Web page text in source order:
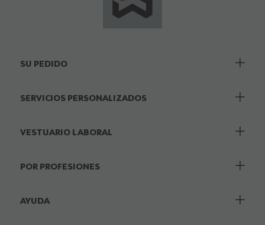
SU PEDIDO
SERVICIOS PERSONALIZADOS
VESTUARIO LABORAL
POR PROFESIONES
AYUDA